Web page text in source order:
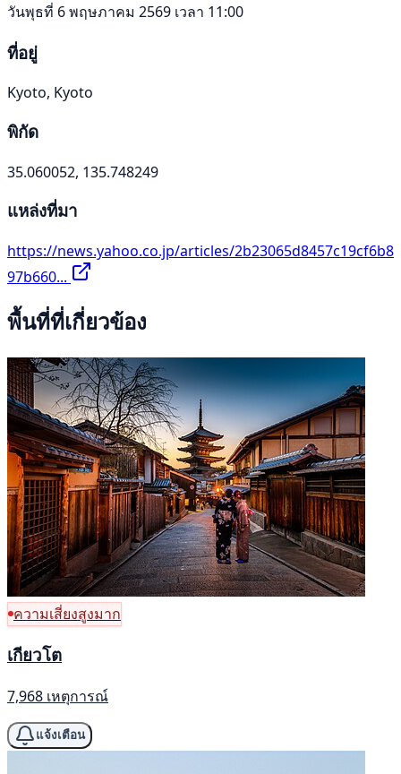
วันพุธที่ 6 พฤษภาคม 2569 เวลา 11:00
ที่อยู่
Kyoto, Kyoto
พิกัด
35.060052, 135.748249
แหล่งที่มา
https://news.yahoo.co.jp/articles/2b23065d8457c19cf6b8
97b660...
พื้นที่ที่เกี่ยวข้อง
ความเสี่ยงสูงมาก
เกียวโต
7,968 เหตุการณ์
แจ้งเตือน